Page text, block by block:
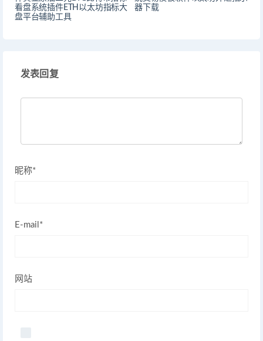
看盘系统插件ETH以太坊指标大
盘平台辅助工具
器下载
发表回复
昵称*
E-mail*
网站